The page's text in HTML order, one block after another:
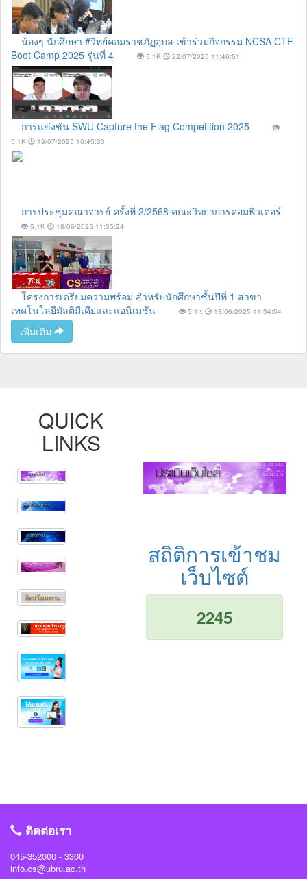
น้องๆ นักศึกษา #วิทย์คอมราชภัฏอุบล เข้าร่วมกิจกรรม NCSA CTF
Boot Camp 2025 รุ่นที่ 4
5.1K 22/07/2025 11:46:51
การแข่งขัน SWU Capture the Flag Competition 2025
5.1K 19/07/2025 10:45:33
การประชุมคณาจารย์ ครั้งที่ 2/2568 คณะวิทยาการคอมพิวเตอร์
5.1K 18/06/2025 11:35:24
โครงการเตรียมความพร้อม สำหรับนักศึกษาชั้นปีที่ 1 สาขา
เทคโนโลยีมัลติมีเดียและแอนิเมชัน
5.1K 13/06/2025 11:34:04
เพิ่มเติม
QUICK
LINKS
สถิติการเข้าชม
เว็บไซต์
2245
ติดต่อเรา
045-352000 - 3300
info.cs@ubru.ac.th